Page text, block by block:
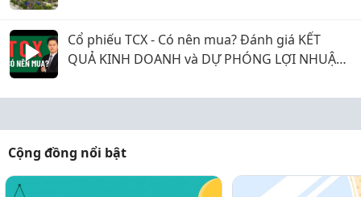
Cổ phiếu TCX - Có nên mua? Đánh giá KẾT
QUẢ KINH DOANH và DỰ PHÓNG LỢI NHUẬN
Cộng đồng nổi bật